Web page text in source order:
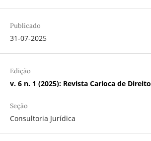
Publicado
31-07-2025
Edição
v. 6 n. 1 (2025): Revista Carioca de Direito
Seção
Consultoria Jurídica